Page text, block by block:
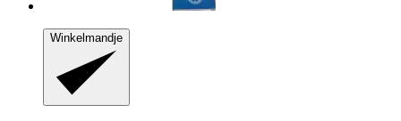
Winkelmandje